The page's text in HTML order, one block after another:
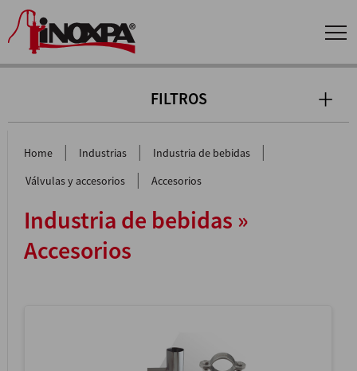
FILTROS
Home | Industrias | Industria de bebidas |
Válvulas y accesorios | Accesorios
Industria de bebidas »
Accesorios